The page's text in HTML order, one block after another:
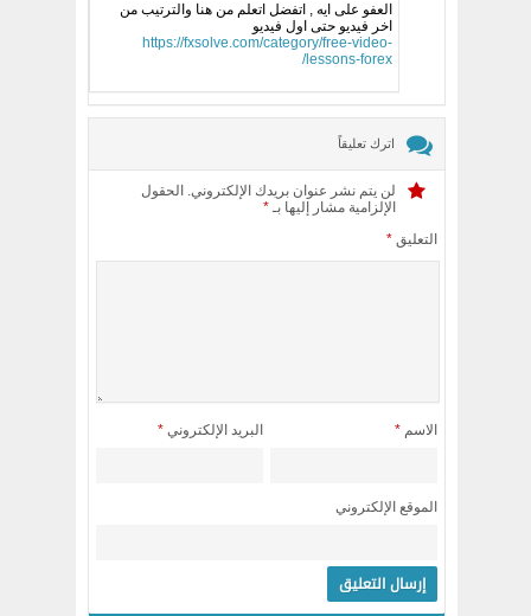
العفو على ايه , اتفضل اتعلم من هنا والترتيب من
اخر فيديو حتى اول فيديو
https://fxsolve.com/category/free-video-
lessons-forex/
اترك تعليقاً
لن يتم نشر عنوان بريدك الإلكتروني. الحقول
الإلزامية مشار إليها بـ *
التعليق *
الاسم * البريد الإلكتروني *
الموقع الإلكتروني